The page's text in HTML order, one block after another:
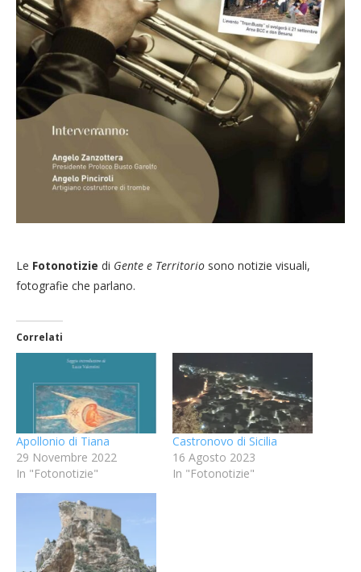
Le Fotonotizie di Gente e Territorio sono notizie visuali,
fotografie che parlano.
Correlati
Apollonio di Tiana
29 Novembre 2022
In "Fotonotizie"
Castronovo di Sicilia
16 Agosto 2023
In "Fotonotizie"